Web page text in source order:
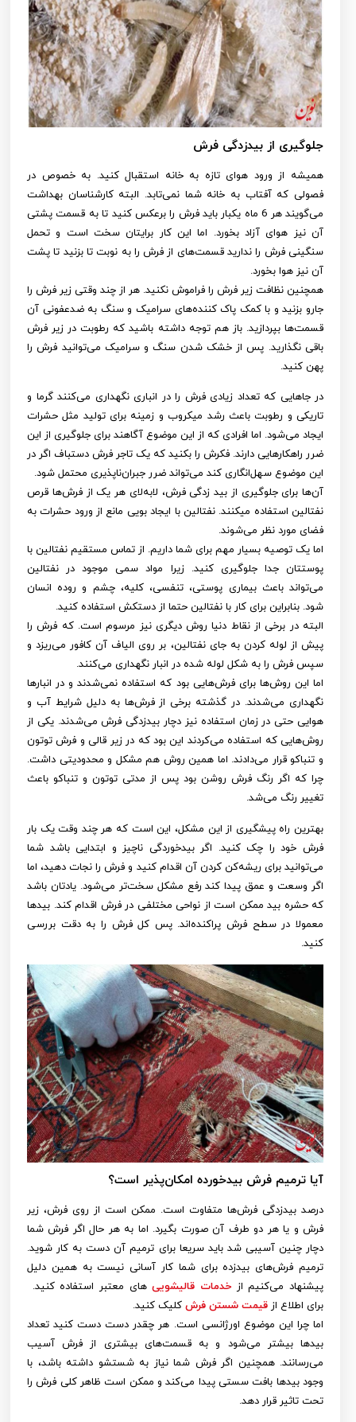
جلوگیری از بیدزدگی فرش
همیشه از ورود هوای تازه به خانه استقبال کنید. به خصوص در
فصولی که آفتاب به خانه شما نمی‌تابد. البته کارشناسان بهداشت
می‌گویند هر 6 ماه یکبار باید فرش را برعکس کنید تا به قسمت پشتی
آن نیز هوای آزاد بخورد. اما این کار برایتان سخت است و تحمل
سنگینی فرش را ندارید قسمت‌های از فرش را به نوبت تا بزنید تا پشت
آن نیز هوا بخورد.
همچنین نظافت زیر فرش را فراموش نکنید. هر از چند وقتی زیر فرش را
جارو بزنید و با کمک پاک کننده‌های سرامیک و سنگ به ضدعفونی آن
قسمت‌‌ها بپردازید. باز هم توجه داشته باشید که رطوبت در زیر فرش
باقی نگذارید. پس از خشک شدن سنگ و سرامیک می‌توانید فرش را
پهن کنید.
در جاهایی که تعداد زیادی فرش را در انباری نگهداری می‌کنند گرما و
تاریکی و رطوبت باعث رشد میکروب و زمینه برای تولید مثل حشرات
ایجاد می‌شود. اما افرادی که از این موضوع آگاهند برای جلوگیری از این
ضرر راهکارهایی دارند. فکرش را بکنید که یک تاجر فرش دستباف اگر در
این موضوع سهل‌انگاری کند می‌تواند ضرر جبران‌ناپذیری محتمل شود.
آن‌ها برای جلوگیری از بید زدگی فرش، لابه‌لای هر یک از فرش‌ها قرص
نفتالین استفاده می‎کنند. نفتالین با ایجاد بویی مانع از ورود حشرات به
فضای مورد نظر می‌شوند.
اما یک توصیه بسیار مهم برای شما داریم. از تماس مستقیم نفتالین با
پوستتان جدا جلوگیری کنید. زیرا مواد سمی موجود در نفتالین
می‌تواند باعث بیماری پوستی، تنفسی، کلیه، چشم و روده انسان
شود. بنابراین برای کار با نفتالین حتما از دستکش استفاده کنید.
البته در برخی از نقاط دنیا روش دیگری نیز مرسوم است. که فرش را
پیش از لوله کردن به جای نفتالین، بر روی الیاف آن کافور می‌ریزد و
سپس فرش را به شکل لوله شده در انبار نگهداری می‌کنند.
اما این روش‌ها برای فرش‌هایی بود که استفاده نمی‌شدند و در انبارها
نگهداری می‌شدند. در گذشته برخی از فرش‌ها به دلیل شرایط آب و
هوایی حتی در زمان استفاده نیز دچار بیدزدگی فرش می‌شدند. یکی از
روش‌هایی که استفاده می‌کردند این بود که در زیر قالی و فرش توتون
و تنباکو قرار می‌دادند. اما همین روش هم مشکل و محدودیتی داشت.
چرا که اگر رنگ فرش روشن بود پس از مدتی توتون و تنباکو باعث
تغییر رنگ می‌شد.
بهترین راه پیشگیری از این مشکل، این است که هر چند وقت یک بار
فرش خود را چک کنید. اگر بیدخوردگی ناچیز و ابتدایی باشد شما
می‌توانید برای ریشه‌کن کردن آن اقدام کنید و فرش را نجات دهید، اما
اگر وسعت و عمق پیدا کند رفع مشکل سخت‌تر می‌شود. یادتان باشد
که حشره بید ممکن است از نواحی مختلفی در فرش اقدام کند. بیدها
معمولا در سطح فرش پراکنده‌اند. پس کل فرش را به دقت بررسی
کنید.
آیا ترمیم فرش بیدخورده امکان‌پذیر است؟
درصد بیدزدگی فرش‌ها متفاوت است. ممکن است از روی فرش، زیر
فرش و یا هر دو طرف آن صورت بگیرد. اما به هر حال اگر فرش شما
دچار چنین آسیبی شد باید سریعا برای ترمیم آن دست به کار شوید.
ترمیم فرش‌های بیدزده برای شما کار آسانی نیست به همین دلیل
پیشنهاد می‌کنیم از خدمات قالیشوییهای معتبر استفاده کنید.
برای اطلاع از قیمت شستن فرش کلیک کنید.
اما چرا این موضوع اورژانسی است. هر چقدر دست دست کنید تعداد
بیدها بیشتر می‌شود و به قسمت‌های بیشتری از فرش آسیب
می‌رسانند. همچنین اگر فرش شما نیاز به شستشو داشته باشد، با
وجود بیدها بافت سستی پیدا می‌کند و ممکن است ظاهر کلی فرش را
تحت تاثیر قرار دهد.